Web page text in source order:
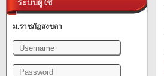
ระบบผู้ใช้
ม.ราชภัฏสงขลา